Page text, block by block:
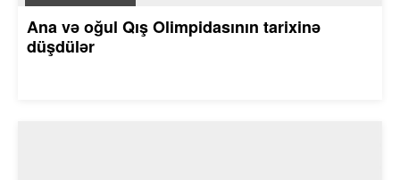
Ana və oğul Qış Olimpidasının tarixinə
düşdülər